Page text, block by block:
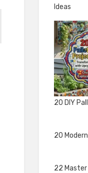
Ideas
20 DIY
20
22 Master